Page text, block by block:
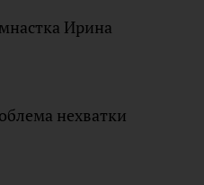
Ирина
нехватки